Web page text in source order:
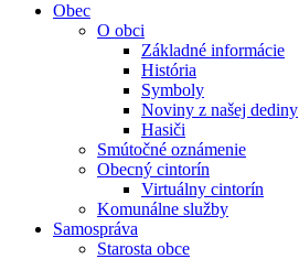
Obec
O obci
Základné informácie
História
Symboly
Noviny z našej dediny
Hasiči
Smútočné oznámenie
Obecný cintorín
Virtuálny cintorín
Komunálne služby
Samospráva
Starosta obce